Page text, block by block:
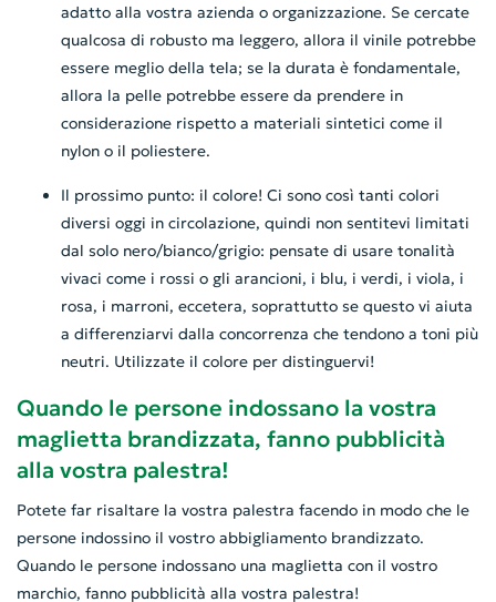
adatto alla vostra azienda o organizzazione. Se cercate
qualcosa di robusto ma leggero, allora il vinile potrebbe
essere meglio della tela; se la durata è fondamentale,
allora la pelle potrebbe essere da prendere in
considerazione rispetto a materiali sintetici come il
nylon o il poliestere.
Il prossimo punto: il colore! Ci sono così tanti colori
diversi oggi in circolazione, quindi non sentitevi limitati
dal solo nero/bianco/grigio: pensate di usare tonalità
vivaci come i rossi o gli arancioni, i blu, i verdi, i viola, i
rosa, i marroni, eccetera, soprattutto se questo vi aiuta
a differenziarvi dalla concorrenza che tendono a toni più
neutri. Utilizzate il colore per distinguervi!
Quando le persone indossano la vostra
maglietta brandizzata, fanno pubblicità
alla vostra palestra!
Potete far risaltare la vostra palestra facendo in modo che le
persone indossino il vostro abbigliamento brandizzato.
Quando le persone indossano una maglietta con il vostro
marchio, fanno pubblicità alla vostra palestra!